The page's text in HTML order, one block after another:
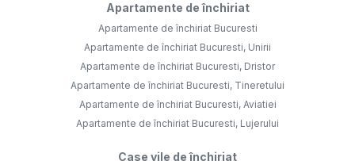
Apartamente de închiriat
Apartamente de închiriat Bucuresti
Apartamente de închiriat Bucuresti, Unirii
Apartamente de închiriat Bucuresti, Dristor
Apartamente de închiriat Bucuresti, Tineretului
Apartamente de închiriat Bucuresti, Aviatiei
Apartamente de închiriat Bucuresti, Lujerului
Case vile de închiriat